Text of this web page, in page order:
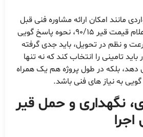
مانند امکان ارائه مشاوره فنی قبل
از خرید، شفافیت در اعلام قیمت قیر 90/15، نحوه پاسخ گویی
و نظم در تحویل، باید جدی گرفته
تامینی را انتخاب کند که نه تنها
دهد، بلکه در طول پروژه هم یک همراه
به نیاز های فنی باشد.
نگهداری و حمل قیر